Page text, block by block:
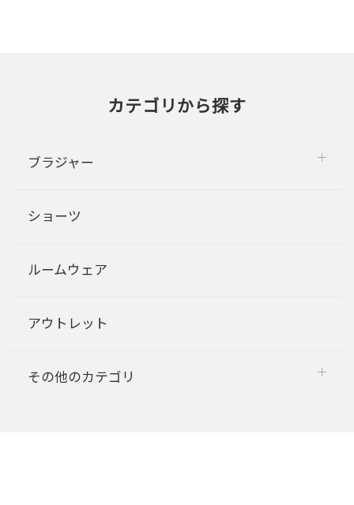
カテゴリから探す
ブラジャー
ショーツ
ルームウェア
アウトレット
その他のカテゴリ